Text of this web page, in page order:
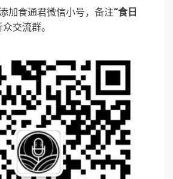
加食通君微信小号，备注“食日
交流群。